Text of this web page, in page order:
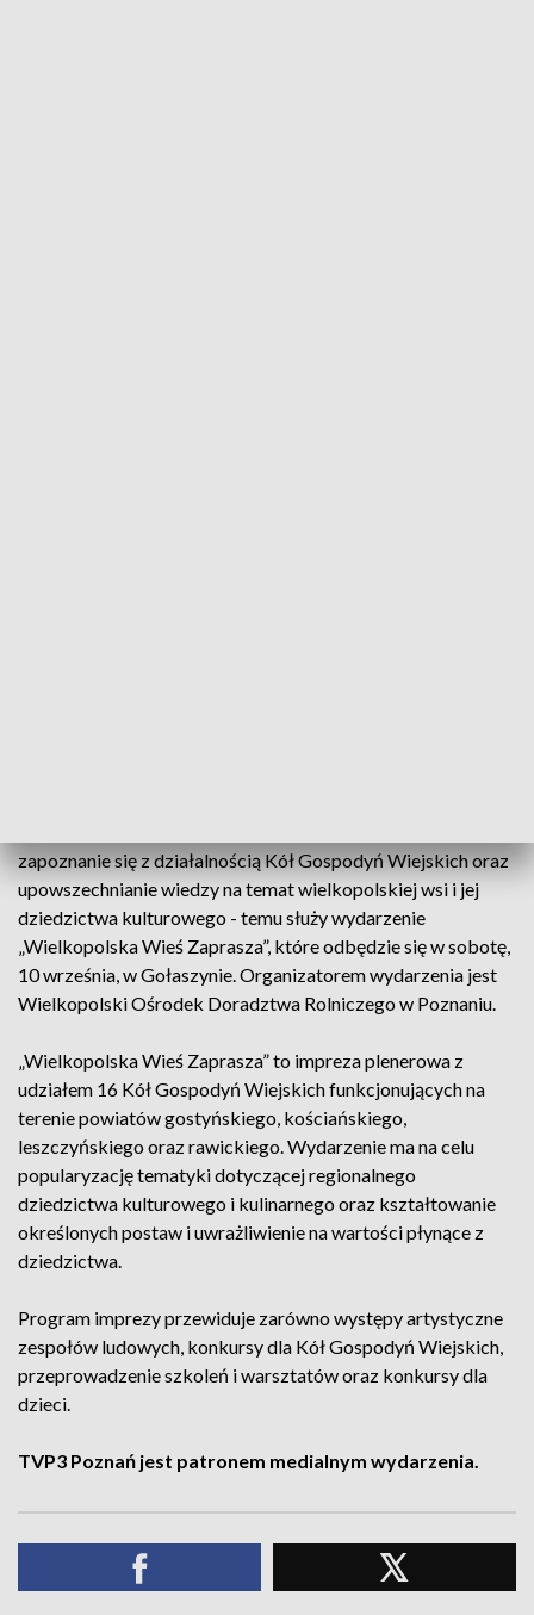
zapoznanie się z działalnością Kół Gospodyń Wiejskich oraz
upowszechnianie wiedzy na temat wielkopolskiej wsi i jej
dziedzictwa kulturowego - temu służy wydarzenie
„Wielkopolska Wieś Zaprasza”, które odbędzie się w sobotę,
10 września, w Gołaszynie. Organizatorem wydarzenia jest
Wielkopolski Ośrodek Doradztwa Rolniczego w Poznaniu.
„Wielkopolska Wieś Zaprasza” to impreza plenerowa z
udziałem 16 Kół Gospodyń Wiejskich funkcjonujących na
terenie powiatów gostyńskiego, kościańskiego,
leszczyńskiego oraz rawickiego. Wydarzenie ma na celu
popularyzację tematyki dotyczącej regionalnego
dziedzictwa kulturowego i kulinarnego oraz kształtowanie
określonych postaw i uwrażliwienie na wartości płynące z
dziedzictwa.
Program imprezy przewiduje zarówno występy artystyczne
zespołów ludowych, konkursy dla Kół Gospodyń Wiejskich,
przeprowadzenie szkoleń i warsztatów oraz konkursy dla
dzieci.
TVP3 Poznań jest patronem medialnym wydarzenia.